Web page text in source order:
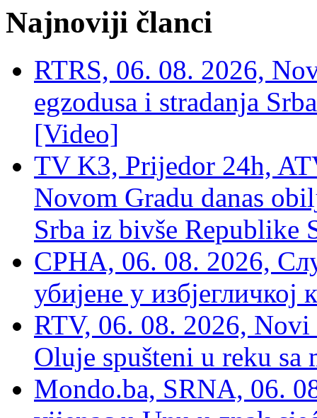
Najnoviji članci
RTRS, 06. 08. 2026,
egzodusa i stradanja
[Video]
TV K3, Prijedor 24h,
Novom Gradu danas
Srba iz bivše Republike
СРНА, 06. 08. 2026,
убијене у избјегличкој
RTV, 06. 08. 2026, Novi
Oluje spušteni u reku sa
Mondo.ba, SRNA, 06.